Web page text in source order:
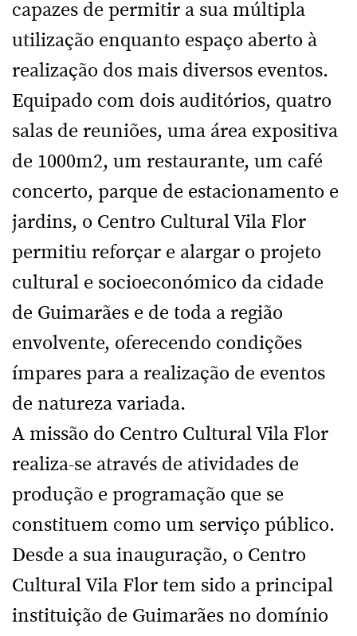
capazes de permitir a sua múltipla
utilização enquanto espaço aberto à
realização dos mais diversos eventos.
Equipado com dois auditórios, quatro
salas de reuniões, uma área expositiva
de 1000m2, um restaurante, um café
concerto, parque de estacionamento e
jardins, o Centro Cultural Vila Flor
permitiu reforçar e alargar o projeto
cultural e socioeconómico da cidade
de Guimarães e de toda a região
envolvente, oferecendo condições
ímpares para a realização de eventos
de natureza variada.
A missão do Centro Cultural Vila Flor
realiza-se através de atividades de
produção e programação que se
constituem como um serviço público.
Desde a sua inauguração, o Centro
Cultural Vila Flor tem sido a principal
instituição de Guimarães no domínio